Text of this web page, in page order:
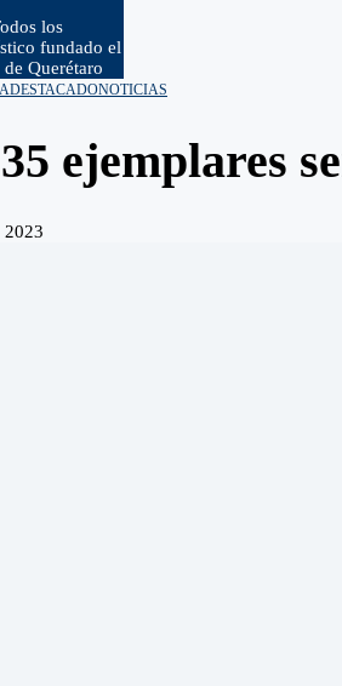
los
fundado el
Querétaro
DESTACADONOTICIAS
ejemplares
2023